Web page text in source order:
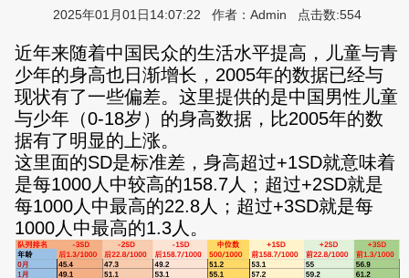
2025年01月01日14:07:22 作者：Admin 点击数:554
近年来随着中国民众的生活水平提高，儿童与青
少年的身高也日渐增长，2005年的数据已经与
现状有了一些偏差。这里提供的是中国男性儿童
与少年（0-18岁）的身高数据，比2005年的数
据有了明显的上涨。
这里面的SD是标准差，身高超过+1SD就意味着
是每1000人中较高的158.7人；超过+2SD就是
每1000人中最高的22.8人；超过+3SD就是每
1000人中最高的1.3人。